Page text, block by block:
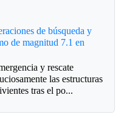
de búsqueda y
de magnitud 7.1 en
y rescate
las estructuras
tras el po...